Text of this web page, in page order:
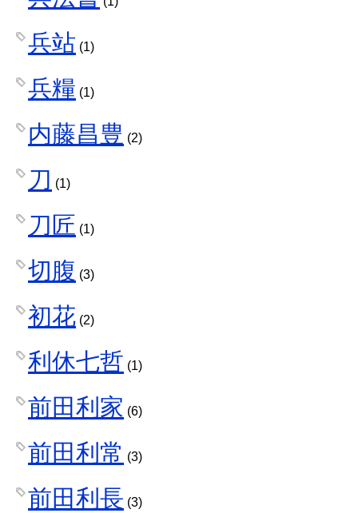
兵站 (1)
兵糧 (1)
内藤昌豊 (2)
刀 (1)
刀匠 (1)
切腹 (3)
初花 (2)
利休七哲 (1)
前田利家 (6)
前田利常 (3)
前田利長 (3)